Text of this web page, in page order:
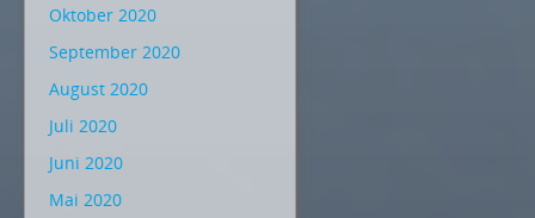
Oktober 2020
September 2020
August 2020
Juli 2020
Juni 2020
Mai 2020